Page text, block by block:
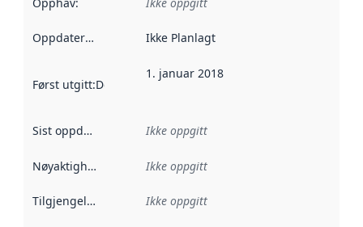
Oppdateringsfrekvens :
Ikke Planlagt
Først utgitt:Denne datoen sier når dataene i dette
1. januar 2018
Sist oppdatert Ikke oppgitt
Nøyaktighet Ikke oppgitt
Tilgjengelighet Ikke oppgitt